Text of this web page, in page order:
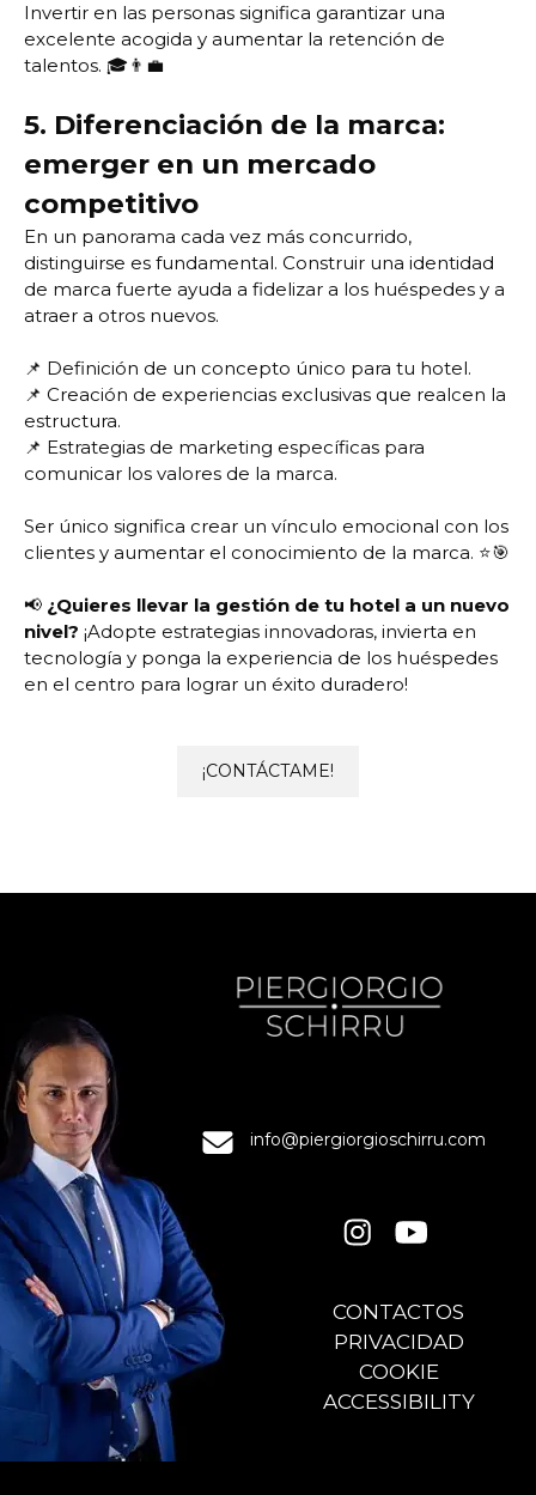
Invertir en las personas significa garantizar una
excelente acogida y aumentar la retención de
talentos. 🎓👨‍💼
5. Diferenciación de la marca:
emerger en un mercado
competitivo
En un panorama cada vez más concurrido,
distinguirse es fundamental. Construir una identidad
de marca fuerte ayuda a fidelizar a los huéspedes y a
atraer a otros nuevos.
📌 Definición de un concepto único para tu hotel.
📌 Creación de experiencias exclusivas que realcen la
estructura.
📌 Estrategias de marketing específicas para
comunicar los valores de la marca.
Ser único significa crear un vínculo emocional con los
clientes y aumentar el conocimiento de la marca. ⭐🎯
📢 ¿Quieres llevar la gestión de tu hotel a un nuevo
nivel? ¡Adopte estrategias innovadoras, invierta en
tecnología y ponga la experiencia de los huéspedes
en el centro para lograr un éxito duradero!
¡CONTÁCTAME!
info@piergiorgioschirru.com
CONTACTOS
PRIVACIDAD
COOKIE
ACCESSIBILITY